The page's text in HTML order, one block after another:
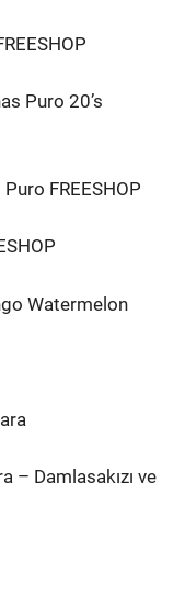
Puro 20’s
FREESHOP
Watermelon
– Damlasakızı ve